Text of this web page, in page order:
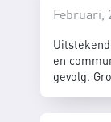
Februari,
en
gevolg.